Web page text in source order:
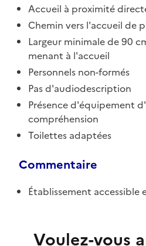
Accueil à proximité
Chemin vers l'accueil de
Largeur minimale de 90
menant à l'accueil
Personnels non-formés
Pas d'audiodescription
Présence d'équipement
compréhension
Toilettes adaptées
Commentaire
Établissement
Voulez-vous